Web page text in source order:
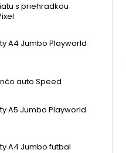
s priehradkou
A4 Jumbo Playworld
auto Speed
A5 Jumbo Playworld
A4 Jumbo futbal